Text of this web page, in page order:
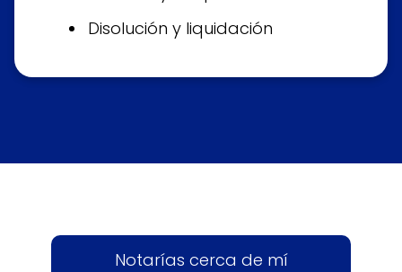
Disolución y liquidación
Notarías cerca de mí